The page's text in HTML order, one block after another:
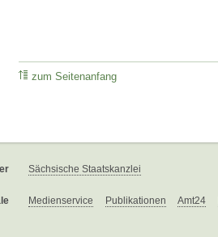
zum Seitenanfang
Sächsische Staatskanzlei
Medienservice Publikationen Amt24